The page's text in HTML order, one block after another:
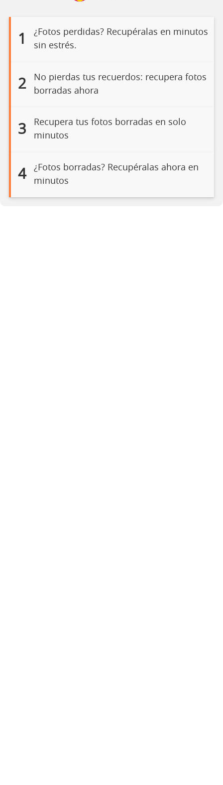
1
¿Fotos perdidas? Recupéralas en minutos
sin estrés.
2
No pierdas tus recuerdos: recupera fotos
borradas ahora
3
Recupera tus fotos borradas en solo
minutos
4
¿Fotos borradas? Recupéralas ahora en
minutos